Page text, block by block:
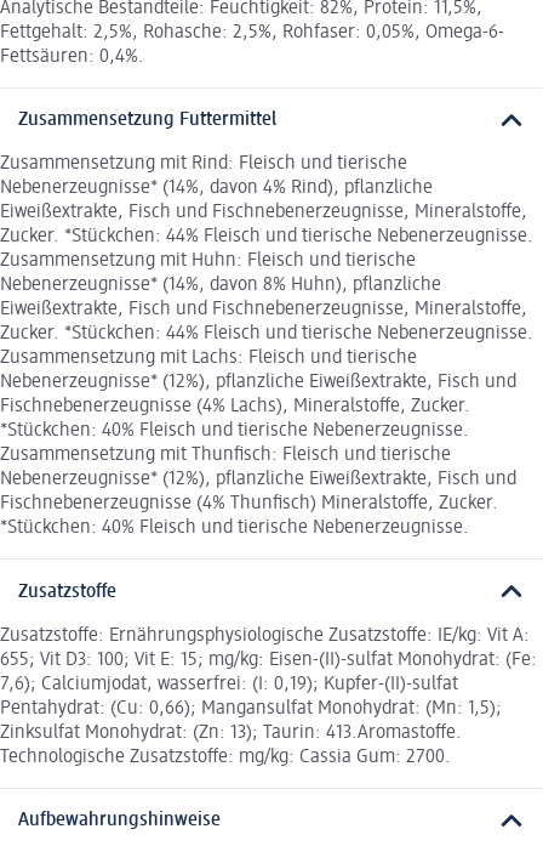
Analytische Bestandteile: Feuchtigkeit: 82%, Protein: 11,5%,
Fettgehalt: 2,5%, Rohasche: 2,5%, Rohfaser: 0,05%, Omega-6-
Fettsäuren: 0,4%.
Zusammensetzung Futtermittel
Zusammensetzung mit Rind: Fleisch und tierische
Nebenerzeugnisse* (14%, davon 4% Rind), pflanzliche
Eiweißextrakte, Fisch und Fischnebenerzeugnisse, Mineralstoffe,
Zucker. *Stückchen: 44% Fleisch und tierische Nebenerzeugnisse.
Zusammensetzung mit Huhn: Fleisch und tierische
Nebenerzeugnisse* (14%, davon 8% Huhn), pflanzliche
Eiweißextrakte, Fisch und Fischnebenerzeugnisse, Mineralstoffe,
Zucker. *Stückchen: 44% Fleisch und tierische Nebenerzeugnisse.
Zusammensetzung mit Lachs: Fleisch und tierische
Nebenerzeugnisse* (12%), pflanzliche Eiweißextrakte, Fisch und
Fischnebenerzeugnisse (4% Lachs), Mineralstoffe, Zucker.
*Stückchen: 40% Fleisch und tierische Nebenerzeugnisse.
Zusammensetzung mit Thunfisch: Fleisch und tierische
Nebenerzeugnisse* (12%), pflanzliche Eiweißextrakte, Fisch und
Fischnebenerzeugnisse (4% Thunfisch) Mineralstoffe, Zucker.
*Stückchen: 40% Fleisch und tierische Nebenerzeugnisse.
Zusatzstoffe
Zusatzstoffe: Ernährungsphysiologische Zusatzstoffe: IE/kg: Vit A:
655; Vit D3: 100; Vit E: 15; mg/kg: Eisen-(II)-sulfat Monohydrat: (Fe:
7,6); Calciumjodat, wasserfrei: (I: 0,19); Kupfer-(II)-sulfat
Pentahydrat: (Cu: 0,66); Mangansulfat Monohydrat: (Mn: 1,5);
Zinksulfat Monohydrat: (Zn: 13); Taurin: 413.Aromastoffe.
Technologische Zusatzstoffe: mg/kg: Cassia Gum: 2700.
Aufbewahrungshinweise